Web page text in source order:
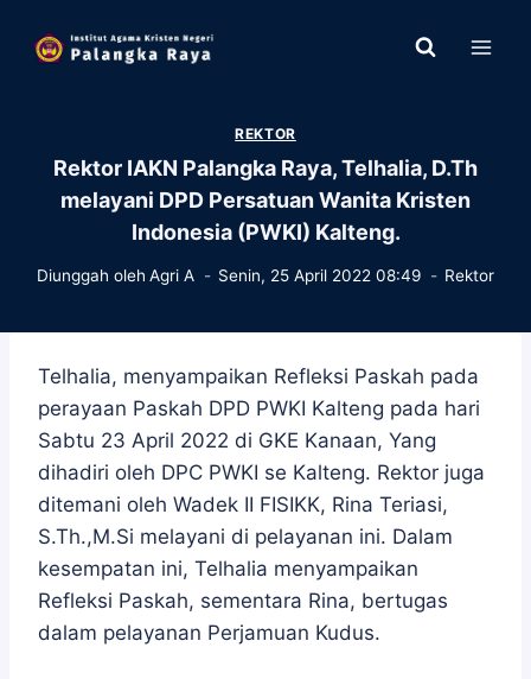
REKTOR
Rektor IAKN Palangka Raya, Telhalia, D.Th
melayani DPD Persatuan Wanita Kristen
Indonesia (PWKI) Kalteng.
Diunggah oleh Agri A Senin, 25 April 2022 08:49 Rektor
Telhalia, menyampaikan Refleksi Paskah pada
perayaan Paskah DPD PWKI Kalteng pada hari
Sabtu 23 April 2022 di GKE Kanaan, Yang
dihadiri oleh DPC PWKI se Kalteng. Rektor juga
ditemani oleh Wadek II FISIKK, Rina Teriasi,
S.Th.,M.Si melayani di pelayanan ini. Dalam
kesempatan ini, Telhalia menyampaikan
Refleksi Paskah, sementara Rina, bertugas
dalam pelayanan Perjamuan Kudus.